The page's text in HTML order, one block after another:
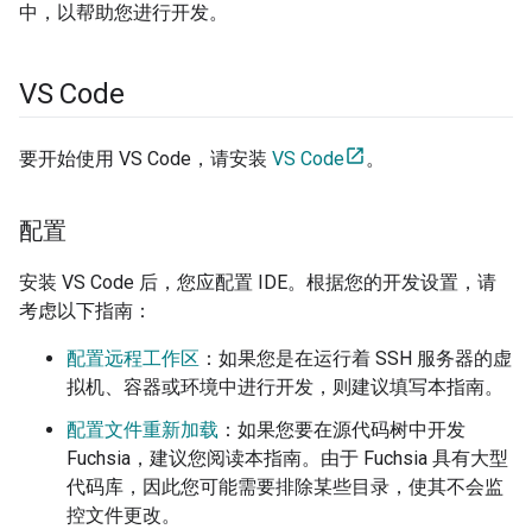
中，以帮助您进行开发。
VS Code
要开始使用 VS Code，请安装 VS Code 。
配置
安装 VS Code 后，您应配置 IDE。根据您的开发设置，请
考虑以下指南：
配置远程工作区 ：如果您是在运行着 SSH 服务器的虚
拟机、容器或环境中进行开发，则建议填写本指南。
配置文件重新加载 ：如果您要在源代码树中开发
Fuchsia，建议您阅读本指南。由于 Fuchsia 具有大型
代码库，因此您可能需要排除某些目录，使其不会监
控文件更改。